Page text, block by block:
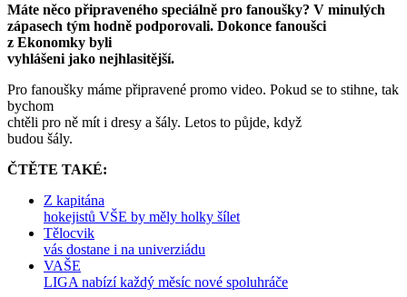
Máte něco připraveného speciálně pro fanoušky? V minulých
zápasech tým hodně podporovali. Dokonce fanoušci
z Ekonomky byli
vyhlášeni jako nejhlasitější.
Pro fanoušky máme připravené promo video. Pokud se to stihne, tak
bychom
chtěli pro ně mít i dresy a šály. Letos to půjde, když
budou šály.
ČTĚTE TAKÉ:
Z kapitána
hokejistů VŠE by měly holky šílet
Tělocvik
vás dostane i na univerziádu
VAŠE
LIGA nabízí každý měsíc nové spoluhráče